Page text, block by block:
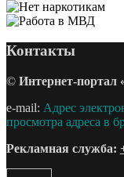
Контакты
© Интернет-портал
e-mail: Адрес
просмотра адреса в
Рекламная служба: